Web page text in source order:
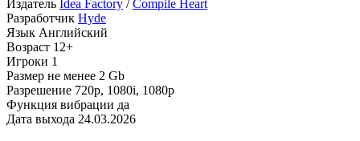
Издатель Idea Factory /Compile Heart
Разработчик Hyde
Язык Английский
Возраст 12+
Игроки 1
Размер не менее 2 Gb
Разрешение 720p, 1080i, 1080p
Функция вибрации да
Дата выхода 24.03.2026